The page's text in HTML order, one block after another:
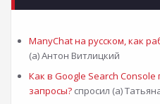
ManyChat на русском, как
(а) Антон Витлицкий
Как в Google Search
запросы? спросил (а)